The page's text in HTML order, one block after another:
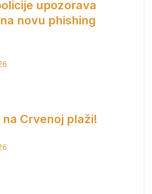
upozorava
novu phishing
Crvenoj plaži!